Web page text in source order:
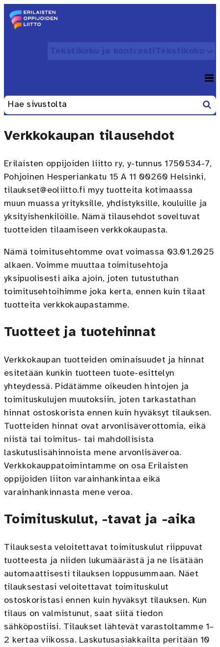
Siirry sisältöön
Haku: Etsi
Verkkokaupan tilausehdot
Erilaisten oppijoiden liitto ry, y-tunnus 1750534-7,
Pohjoinen Hesperiankatu 15 A 11 00260 Helsinki,
tilaukset@eoliitto.fi myy tuotteita kotimaassa
muun muassa yrityksille, yhdistyksille, kouluille ja
yksityishenkilöille. Nämä tilausehdot soveltuvat
tuotteiden tilaamiseen verkkokaupasta.
Nämä toimitusehtomme ovat voimassa 03.01.2025
alkaen. Voimme muuttaa toimitusehtoja
yksipuolisesti aika ajoin, joten tutustuthan
toimitusehtoihimme joka kerta, ennen kuin tilaat
tuotteita verkkokaupastamme.
Tuotteet ja tuotehinnat
Verkkokaupan tuotteiden ominaisuudet ja hinnat
esitetään kunkin tuotteen tuote-esittelyn
yhteydessä. Pidätämme oikeuden hintojen ja
toimituskulujen muutoksiin, joten tarkastathan
hinnat ostoskorista ennen kuin hyväksyt tilauksen.
Tuotteiden hinnat ovat arvonlisäverottomia, eikä
niistä tai toimitus- tai mahdollisista
laskutuslisähinnoista mene arvonlisäveroa.
Verkkokauppatoimintamme on osa Erilaisten
oppijoiden liiton varainhankintaa eikä
varainhankinnasta mene veroa.
Toimituskulut, -tavat ja -aika
Tilauksesta veloitettavat toimituskulut riippuvat
tuotteesta ja niiden lukumäärästä ja ne lisätään
automaattisesti tilauksen loppusummaan. Näet
tilauksestasi veloitettavat toimituskulut
ostoskoristasi ennen kuin hyväksyt tilauksen. Kun
tilaus on valmistunut, saat siitä tiedon
sähköpostiisi. Tilaukset lähtevät varastoltamme 1–
2 kertaa viikossa. Laskutusasiakkailta peritään 10